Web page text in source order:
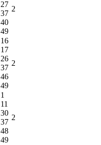
27
37
40
49
2
16
17
26
37
46
49
2
1
11
30
37
48
49
2